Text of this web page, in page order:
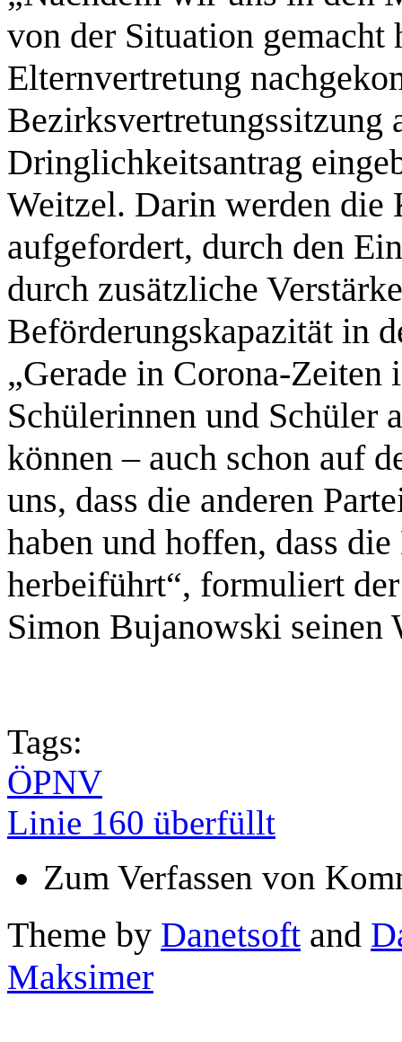
von der Situation
Elternvertretung
Bezirksvertretungssitzung
Dringlichkeitsantrag
Weitzel. Darin werden
aufgefordert, durch den
durch zusätzliche
Beförderungskapazität in
„Gerade in Corona-Zeiten
Schülerinnen und Schüler
können – auch schon auf
uns, dass die anderen
haben und hoffen, dass
herbeiführt“, formuliert
Simon Bujanowski seinen
Tags:
ÖPNV
Linie 160 überfüllt
Zum Verfassen von
Theme by Danetsoft and
Maksimer